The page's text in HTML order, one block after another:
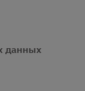
данных